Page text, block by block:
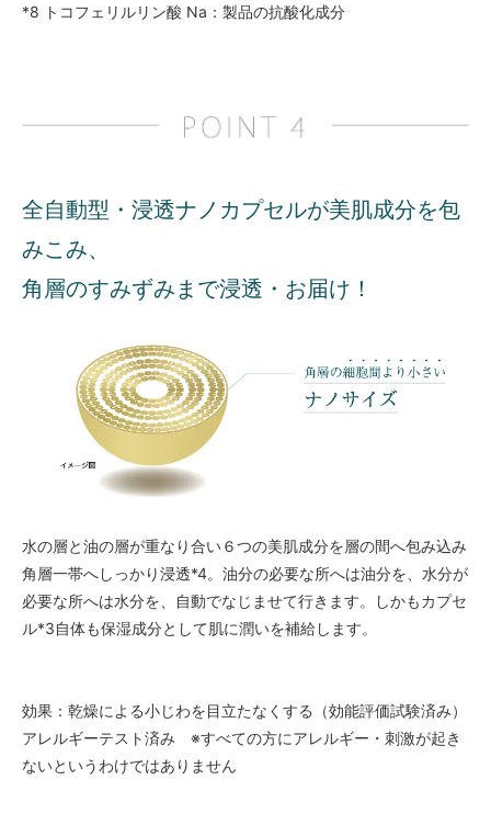
*8 トコフェリルリン酸 Na：製品の抗酸化成分
全自動型・浸透ナノカプセルが美肌成分を包
みこみ、
角層のすみずみまで浸透・お届け！
水の層と油の層が重なり合い６つの美肌成分を層の間へ包み込み
角層一帯へしっかり浸透*4。油分の必要な所へは油分を、水分が
必要な所へは水分を、自動でなじませて行きます。しかもカプセ
ル*3自体も保湿成分として肌に潤いを補給します。
効果：乾燥による小じわを目立たなくする（効能評価試験済み）
アレルギーテスト済み ※すべての方にアレルギー・刺激が起き
ないというわけではありません